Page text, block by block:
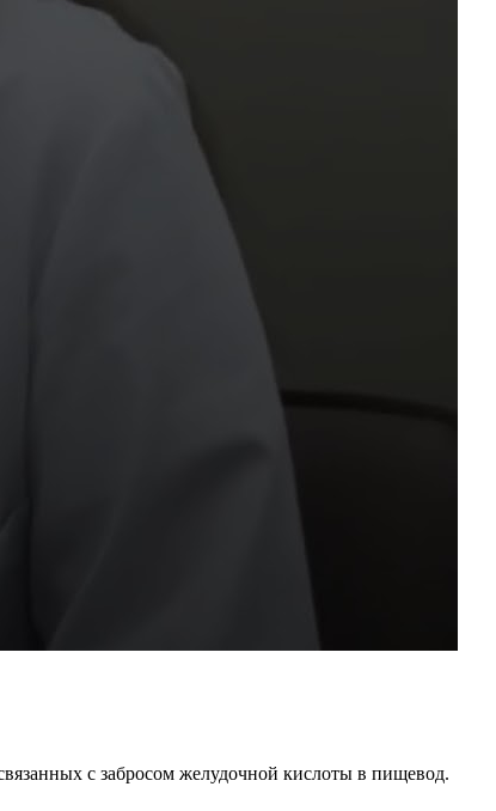
с забросом желудочной кислоты в пищевод.